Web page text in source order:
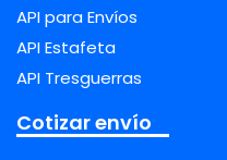
API para Envíos
API Estafeta
API Tresguerras
Cotizar envío